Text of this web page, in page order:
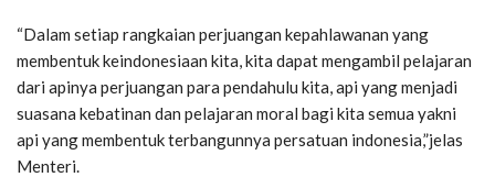
“Dalam setiap rangkaian perjuangan kepahlawanan yang
membentuk keindonesiaan kita, kita dapat mengambil pelajaran
dari apinya perjuangan para pendahulu kita, api yang menjadi
suasana kebatinan dan pelajaran moral bagi kita semua yakni
api yang membentuk terbangunnya persatuan indonesia,”jelas
Menteri.